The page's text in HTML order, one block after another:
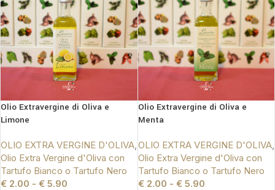
Olio Extravergine di Oliva e
Limone
OLIO EXTRA VERGINE D'OLIVA
Olio Extra Vergine d'Oliva con
Tartufo Bianco o Tartufo Nero
€ 2.00 - € 5.90
Olio Extravergine di Oliva e
Menta
OLIO EXTRA VERGINE D'OLIVA,
Olio Extra Vergine d'Oliva con
Tartufo Bianco o Tartufo Nero
€2.00 - €5.90